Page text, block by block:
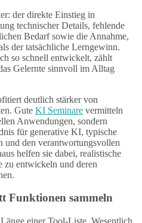
der direkte Einstieg in
technischer Details, fehlende
Bedarf sowie die Annahme,
der tatsächliche Lerngewinn.
so schnell entwickelt, zählt
Gelernte sinnvoll im Alltag
deutlich stärker von
Gute KI Seminare vermitteln
Anwendungen, sondern
für generative KI, typische
und den verantwortungsvollen
helfen sie dabei, realistische
zu entwickeln und deren
Funktionen sammeln
einer Tool-Liste. Wesentlich